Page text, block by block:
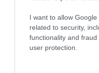
I want to allow
related to security,
functionality and
user protection.